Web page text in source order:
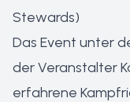
Stewards)
Das Event unter
der Veranstalter
erfahrene